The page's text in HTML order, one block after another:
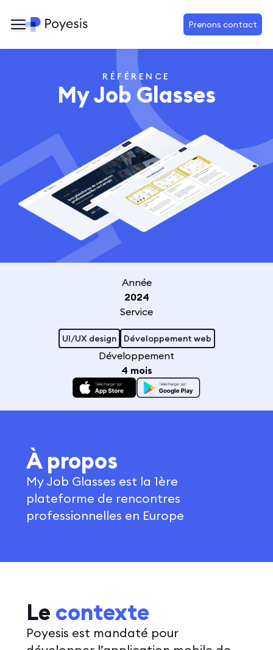
Prenons contact
RÉFÉRENCE
My Job Glasses
Année
2024
Service
UI/UX design Développement web
Développement
4 mois
À propos
My Job Glasses est la 1ère
plateforme de rencontres
professionnelles en Europe
Le contexte
Poyesis est mandaté pour